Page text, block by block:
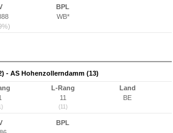
BPL
WB*
- AS Hohenzollerndamm (13)
L-Rang
11
(11)
Land
BE
BPL